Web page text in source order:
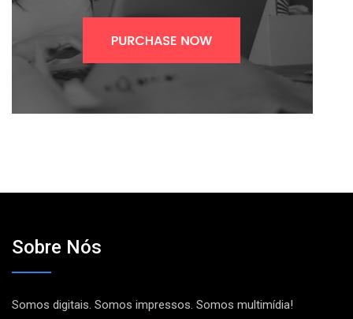
Sobre Nós
Somos digitais. Somos impressos. Somos multimídia!